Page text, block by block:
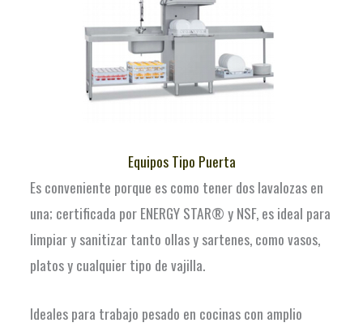
Equipos Tipo Puerta
Es conveniente porque es como tener dos lavalozas en
una; certificada por ENERGY STAR® y NSF, es ideal para
limpiar y sanitizar tanto ollas y sartenes, como vasos,
platos y cualquier tipo de vajilla.
Ideales para trabajo pesado en cocinas con amplio